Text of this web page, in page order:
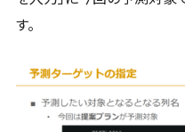
す。